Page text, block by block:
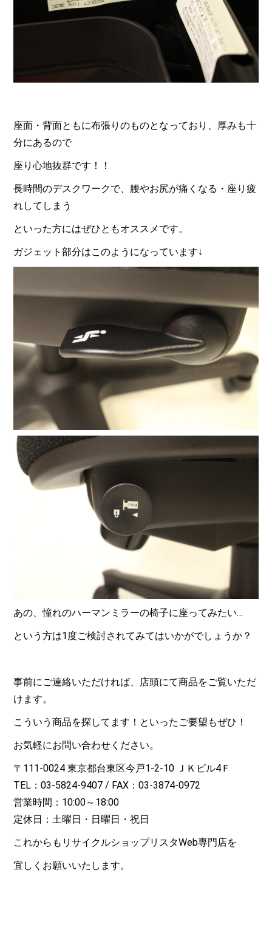
座面・背面ともに布張りのものとなっており、厚みも十
分にあるので
座り心地抜群です！！
長時間のデスクワークで、腰やお尻が痛くなる・座り疲
れしてしまう
といった方にはぜひともオススメです。
ガジェット部分はこのようになっています↓
あの、憧れのハーマンミラーの椅子に座ってみたい…
という方は1度ご検討されてみてはいかがでしょうか？
事前にご連絡いただければ、店頭にて商品をご覧いただ
けます。
こういう商品を探してます！といったご要望もぜひ！
お気軽にお問い合わせください。
〒111-0024 東京都台東区今戸1-2-10 ＪＫビル4Ｆ
TEL：03-5824-9407 / FAX：03-3874-0972
営業時間：10:00～18:00
定休日：土曜日・日曜日・祝日
これからもリサイクルショップリスタWeb専門店を
宜しくお願いいたします。